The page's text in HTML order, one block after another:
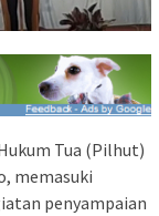
Tua (Pilhut)
memasuki
penyampaian